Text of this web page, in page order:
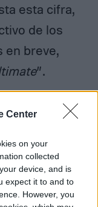
Center
on your
collected
device, and is
expect it to and to
However, you
esta cifra,
de los
en breve,
”.
Contributor